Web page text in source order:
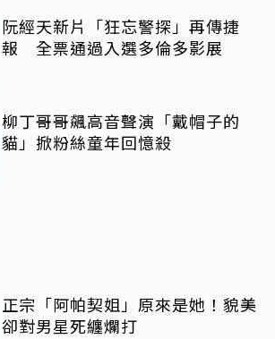
阮經天新片「狂忘警探」再傳捷
報 全票通過入選多倫多影展
柳丁哥哥飆高音聲演「戴帽子的
貓」掀粉絲童年回憶殺
正宗「阿帕契姐」原來是她！貌美
卻對男星死纏爛打